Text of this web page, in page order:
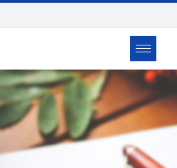
Toggle